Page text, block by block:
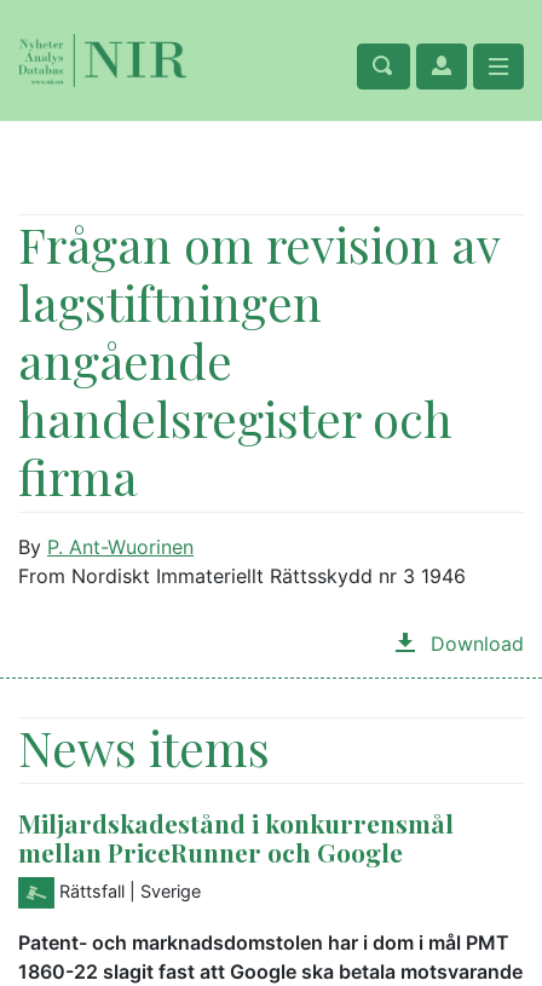
Frågan om revision av
lagstiftningen
angående
handelsregister och
firma
By P. Ant-Wuorinen
From Nordiskt Immateriellt Rättsskydd nr 3 1946
Download
News items
Miljardskadestånd i konkurrensmål
mellan PriceRunner och Google
Rättsfall | Sverige
Patent- och marknadsdomstolen har i dom i mål PMT
1860-22 slagit fast att Google ska betala motsvarande